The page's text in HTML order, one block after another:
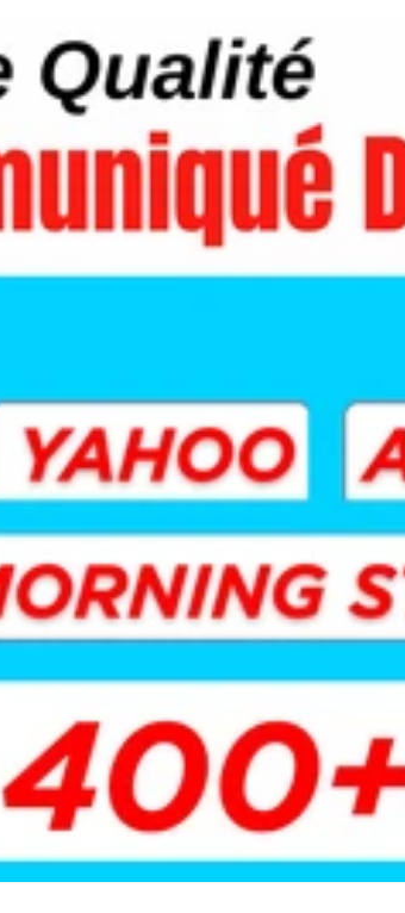
de backlinks solide pour surpasser nos
de presse convaincants qui attirent
de création de liens Votre marque mise
et B2C. J'ai aidé plus de 100 clients à améliorer le
et des relations publiques sur des sites web
Je construis plutôt des backlinks de qualité à
J'utilise : SEO : Ahrefs, Semrush, Moz,
Google Docs, Spreadsheet Mes
de qualité à partir de plus de 2000 sites
à des stratégies efficaces de création de liens
Publiques, Marketing de Contenu, Outreach
Qualité, Placement Média